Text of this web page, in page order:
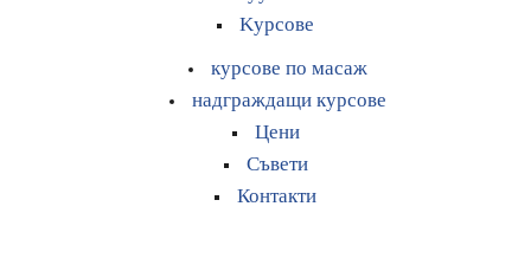
Kурсове
курсове по масаж
надграждащи курсове
Цени
Съвети
Контакти